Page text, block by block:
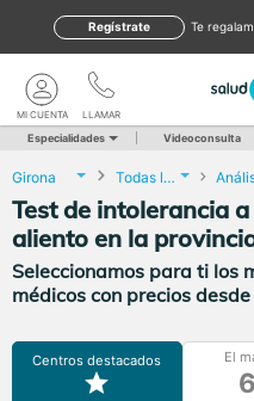
te
Regístrate
LLAMAR
MI CUENTA
Especialidades Videoconsulta
Girona Todas las localidades
Test de intolerancia
aliento en la
Seleccionamos para ti los
médicos con precios
Centros destacados El